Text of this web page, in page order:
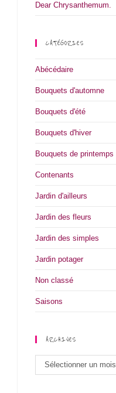
Dear Chrysanthemum.
CATÉGORIES
Abécédaire
Bouquets d'automne
Bouquets d'été
Bouquets d'hiver
Bouquets de printemps
Contenants
Jardin d'ailleurs
Jardin des fleurs
Jardin des simples
Jardin potager
Non classé
Saisons
ARCHIVES
Sélectionner un mois